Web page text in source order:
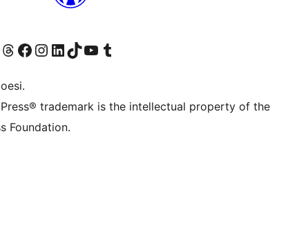
konto
Besøg vores Threads-konto
Besøg vores Facebook sideBesøg vores Instagram konto
Besøg vores LinkedIn konto
Besøg vores TikTok-konto
Besøg vores YouTube-kanalBesøg vores Tumblr-konto
trademark is the intellectual property of the
Foundation.